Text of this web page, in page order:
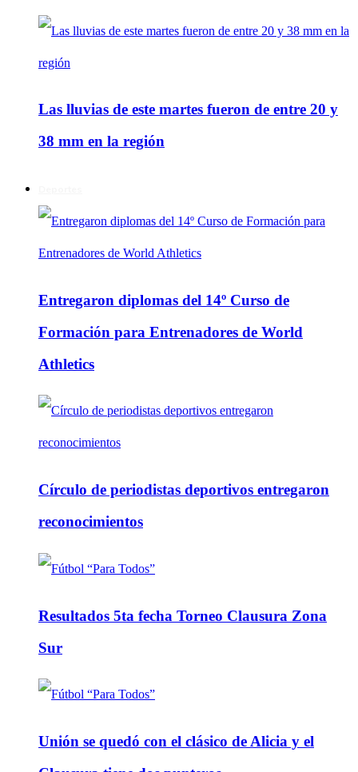
Las lluvias de este martes fueron de entre 20 y
38 mm en la región
Entregaron diplomas del 14º Curso de
Formación para Entrenadores de World
Athletics
Círculo de periodistas deportivos entregaron
reconocimientos
Resultados 5ta fecha Torneo Clausura Zona
Sur
Unión se quedó con el clásico de Alicia y el